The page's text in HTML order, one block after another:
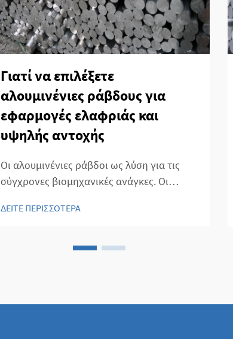
Γιατί να επιλέξετε
αλουμινένιες ράβδους για
εφαρμογές ελαφριάς και
υψηλής αντοχής
Οι αλουμινένιες ράβδοι ως λύση για τις
σύγχρονες βιομηχανικές ανάγκες. Οι
ευρέως για τον μοναδικό συνδυασμό
Βιομηχανίες στον αεροδιαστημικό,
ΔΕΙΤΕ ΠΕΡΙΣΣΟΤΕΡΑ